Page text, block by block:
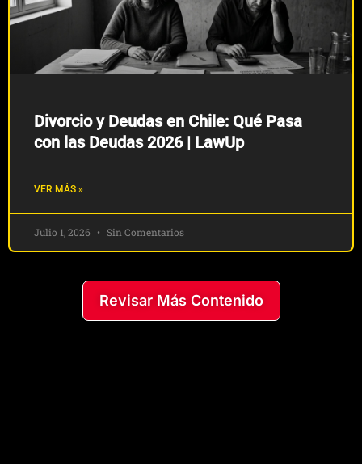
Divorcio y Deudas en Chile: Qué Pasa
con las Deudas 2026 | LawUp
VER MÁS »
Julio 1, 2026 Sin Comentarios
Revisar Más Contenido